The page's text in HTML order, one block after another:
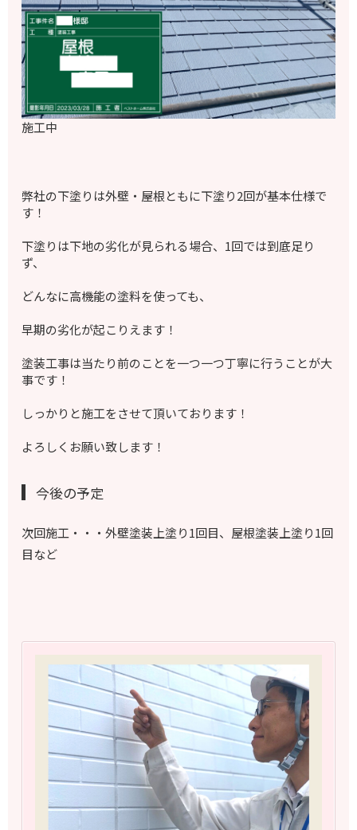
施工中
弊社の下塗りは外壁・屋根ともに下塗り2回が基本仕様で
す！
下塗りは下地の劣化が見られる場合、1回では到底足り
ず、
どんなに高機能の塗料を使っても、
早期の劣化が起こりえます！
塗装工事は当たり前のことを一つ一つ丁寧に行うことが大
事です！
しっかりと施工をさせて頂いております！
よろしくお願い致します！
今後の予定
次回施工・・・外壁塗装上塗り1回目、屋根塗装上塗り1回
目など